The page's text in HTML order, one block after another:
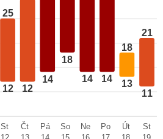
25
12 12
14
18
14 14
18
13
21
11
St
Čt
Pá
So
Ne
Po
Út
St